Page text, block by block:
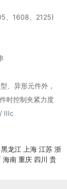
、1608、2125)
、异形元件外，
时控制夹紧力度
IIIc
黑龙江 上海 江苏 浙
海南 重庆 四川 贵